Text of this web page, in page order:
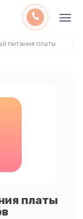
питания платы
платы